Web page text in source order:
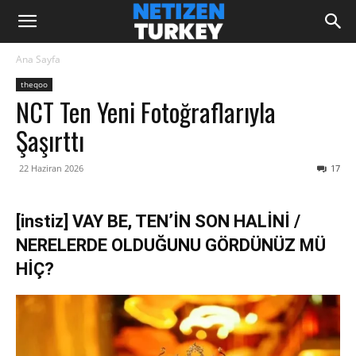
Ana Sayfa
theqoo
NCT Ten Yeni Fotoğraflarıyla
Şaşırttı
22 Haziran 2026 17
[instiz] VAY BE, TEN’İN SON HALİNİ /
NERELERDE OLDUĞUNU GÖRDÜNÜZ MÜ
HİÇ?